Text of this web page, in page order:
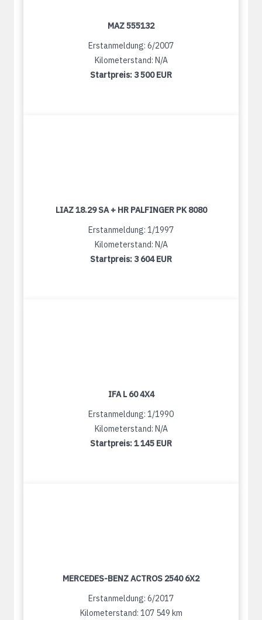
MAZ 555132
Erstanmeldung: 6/2007
Kilometerstand: N/A
Startpreis: 3 500 EUR
LIAZ 18.29 SA + HR PALFINGER PK 8080
Erstanmeldung: 1/1997
Kilometerstand: N/A
Startpreis: 3 604 EUR
IFA L 60 4X4
Erstanmeldung: 1/1990
Kilometerstand: N/A
Startpreis:1 145 EUR
MERCEDES-BENZ ACTROS 2540 6X2
Erstanmeldung: 6/2017
Kilometerstand: 107 549 km